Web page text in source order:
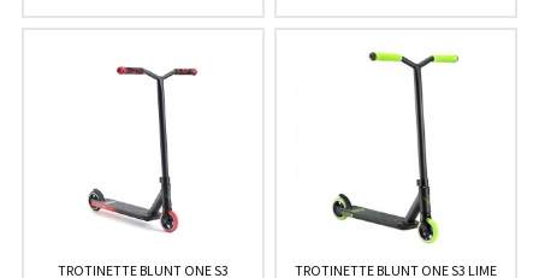
TROTINETTE BLUNT ONE S3 TROTINETTE BLUNT ONE S3 LIME